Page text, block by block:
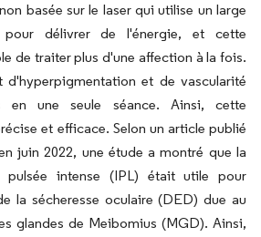
basée sur le laser qui utilise un large
délivrer de l'énergie, et cette
de traiter plus d'une affection à la fois.
d'hyperpigmentation et de vascularité
en une seule séance. Ainsi, cette
et efficace. Selon un article publié
juin 2022, une étude a montré que la
pulsée intense (IPL) était utile pour
la sécheresse oculaire (DED) due au
glandes de Meibomius (MGD). Ainsi,